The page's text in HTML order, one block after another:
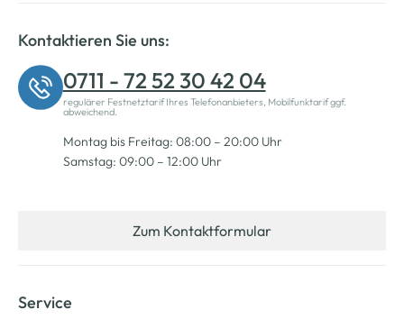
Kontaktieren Sie uns:
0711 - 72 52 30 42 04
regulärer Festnetztarif Ihres Telefonanbieters, Mobilfunktarif ggf.
abweichend.
Montag bis Freitag: 08:00 – 20:00 Uhr
Samstag: 09:00 – 12:00 Uhr
Zum Kontaktformular
Service